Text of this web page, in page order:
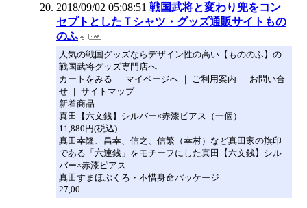
2018/09/02 05:08:51 戦国武将と変わり兜をコン
セプトとしたＴシャツ・グッズ通販サイトもの
のふ
人気の戦国グッズならデザイン性の高い【もののふ】の
戦国武将グッズ専門店へ
カートをみる ｜ マイページへ ｜ ご利用案内 ｜ お問い合
せ ｜ サイトマップ
新着商品
真田【六文銭】シルバー×赤漆ピアス（一個）
11,880円(税込)
真田幸隆、昌幸、信之、信繁（幸村）など真田家の旗印
である「六連銭」をモチーフにした真田【六文銭】シル
バー×赤漆ピアス
真田すまほぶくろ・不惜身命パッケージ
27,00